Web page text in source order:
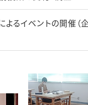
るイベントの開催（